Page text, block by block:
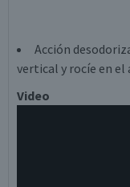
Acción
vertical y rocíe en el
Video